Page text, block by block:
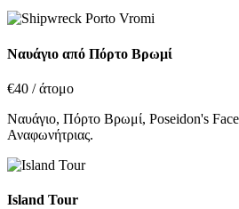
Ναυάγιο από Πόρτο Βρωμί
€40 / άτομο
Ναυάγιο, Πόρτο Βρωμί, Poseidon's
Αναφωνήτριας.
Island Tour